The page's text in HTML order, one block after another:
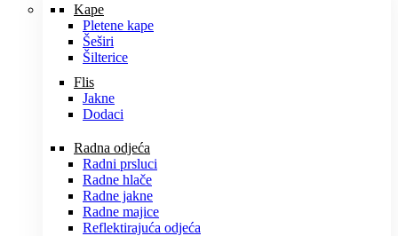
Kape
Pletene kape
Šeširi
Šilterice
Flis
Jakne
Dodaci
Radna odjeća
Radni prsluci
Radne hlače
Radne jakne
Radne majice
Reflektirajuća odjeća